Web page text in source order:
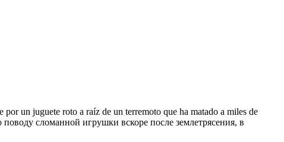
por un juguete roto a raíz de un terremoto que ha matado a miles de
сломанной игрушки вскоре после землетрясения, в